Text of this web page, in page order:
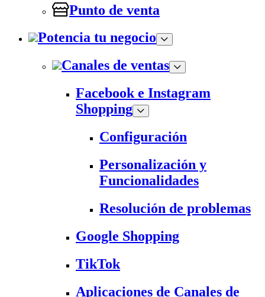
Punto de venta
Potencia tu negocio
Canales de ventas
Facebook e Instagram
Shopping
Configuración
Personalización y
Funcionalidades
Resolución de problemas
Google Shopping
TikTok
Aplicaciones de Canales de